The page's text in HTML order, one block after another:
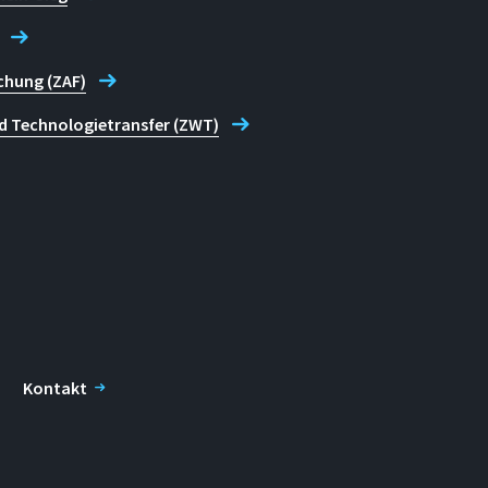
(ZAF)
Technologietransfer (ZWT)
Kontakt